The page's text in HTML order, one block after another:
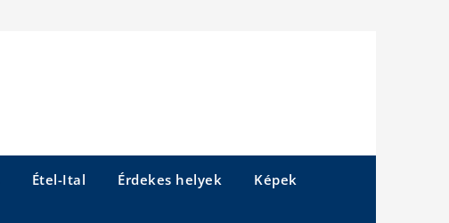
Étel-Ital Érdekes helyek Képek